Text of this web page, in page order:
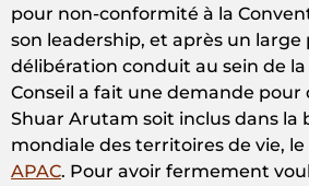
pour non-conformité à la
son leadership, et après un large
délibération conduit au sein de
Conseil a fait une demande
Shuar Arutam soit inclus dans la
mondiale des territoires de vie, le
APAC. Pour avoir fermement